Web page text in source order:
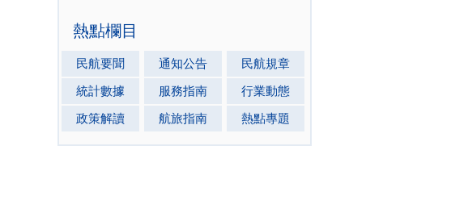
熱點欄目
民航要聞 通知公告
民航規章
統計數據
服務指南
行業動態
政策解讀
航旅指南 熱點專題